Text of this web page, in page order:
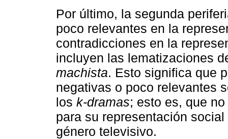
Por último, la segunda
poco relevantes en la
contradicciones en la
incluyen las lematizaciones
machista. Esto significa que
negativas o poco relevantes
los k-dramas; esto es, que
para su representación
género televisivo.